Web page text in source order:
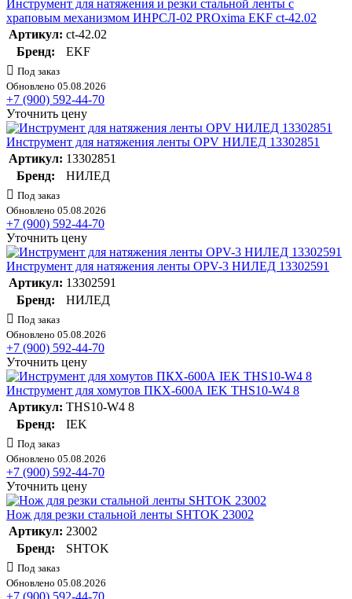
Инструмент для натяжения и резки стальной ленты с
храповым механизмом ИНРСЛ-02 PROxima EKF ct-42.02
Артикул: ct-42.02
Бренд:
EKF
Под заказ
Обновлено 05.08.2026
+7 (900) 592-44-70
Уточнить цену
Инструмент для натяжения ленты OPV НИЛЕД 13302851
Артикул: 13302851
Бренд:
НИЛЕД
Под заказ
Обновлено 05.08.2026
+7 (900) 592-44-70
Уточнить цену
Инструмент для натяжения ленты OPV-3 НИЛЕД 13302591
Артикул: 13302591
Бренд:
НИЛЕД
Под заказ
Обновлено 05.08.2026
+7 (900) 592-44-70
Уточнить цену
Инструмент для хомутов ПКХ-600А IEK THS10-W4 8
Артикул: THS10-W4 8
Бренд:
IEK
Под заказ
Обновлено 05.08.2026
+7 (900) 592-44-70
Уточнить цену
Нож для резки стальной ленты SHTOK 23002
Артикул: 23002
Бренд:
SHTOK
Под заказ
Обновлено 05.08.2026
+7 (900) 592-44-70